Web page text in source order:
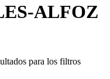
ALFOZ
para los filtros